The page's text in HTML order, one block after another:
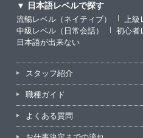
▼ 日本語レベルで探す
流暢レベル（ネイティブ）
上級
中級レベル（日常会話）
初心者
日本語が出来ない
スタッフ紹介
職種ガイド
よくある質問